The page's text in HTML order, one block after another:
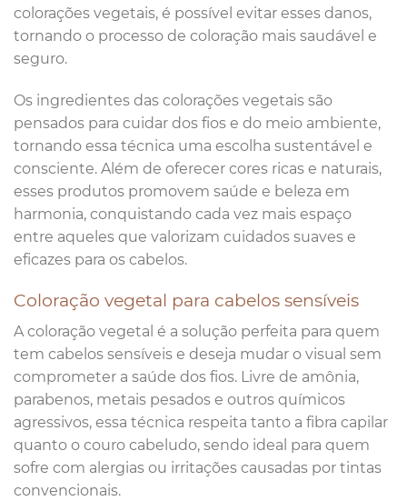
colorações vegetais, é possível evitar esses danos,
tornando o processo de coloração mais saudável e
seguro.
Os ingredientes das colorações vegetais são
pensados para cuidar dos fios e do meio ambiente,
tornando essa técnica uma escolha sustentável e
consciente. Além de oferecer cores ricas e naturais,
esses produtos promovem saúde e beleza em
harmonia, conquistando cada vez mais espaço
entre aqueles que valorizam cuidados suaves e
eficazes para os cabelos.
Coloração vegetal para cabelos sensíveis
A coloração vegetal é a solução perfeita para quem
tem cabelos sensíveis e deseja mudar o visual sem
comprometer a saúde dos fios. Livre de amônia,
parabenos, metais pesados e outros químicos
agressivos, essa técnica respeita tanto a fibra capilar
quanto o couro cabeludo, sendo ideal para quem
sofre com alergias ou irritações causadas por tintas
convencionais.